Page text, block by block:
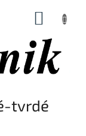
tvrdé